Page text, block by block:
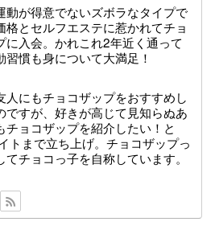
動が得意でないズボラなタイプで
格とセルフエステに惹かれてチョ
に入会。かれこれ2年近く通って
習慣も身について大満足！
人にもチョコザップをおすすめし
ですが、好きが高じて見知らぬあ
チョコザップを紹介したい！と
トまで立ち上げ。チョコザップっ
てチョコっ子を自称しています。